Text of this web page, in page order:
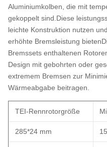
Aluminiumkolben, die mit
gekoppelt sind.Diese
leichte Konstruktion nutzen
erhöhte Bremsleistung
Bremssets enthaltenen
Design mit gebohrten oder
extremem Bremsen zur
Wärmeabgabe beitragen.
TEI-Rennrotorgröße
285*24 mm